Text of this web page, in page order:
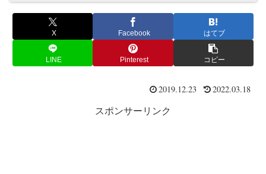
X Facebook はてブ
LINE Pinterest コピー
2019.12.23 2022.03.18
スポンサーリンク